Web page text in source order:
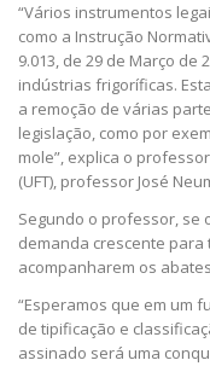
“Vários instrumentos
como a Instrução
9.013, de 29 de Março
indústrias frigoríficas.
a remoção de várias
legislação, como por
mole”, explica o
(UFT), professor José
Segundo o professor, se
demanda crescente para
acompanharem os
“Esperamos que em um
de tipificação e
assinado será uma